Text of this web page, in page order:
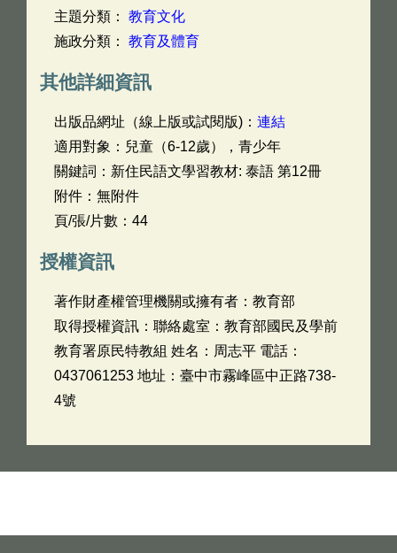
主題分類： 教育文化
施政分類： 教育及體育
其他詳細資訊
出版品網址（線上版或試閱版)： 連結
適用對象：兒童（6-12歲），青少年
關鍵詞：新住民語文學習教材: 泰語 第12冊
附件：無附件
頁/張/片數：44
授權資訊
著作財產權管理機關或擁有者：教育部
取得授權資訊：聯絡處室：教育部國民及學前
教育署原民特教組 姓名：周志平 電話：
0437061253 地址：臺中市霧峰區中正路738-
4號